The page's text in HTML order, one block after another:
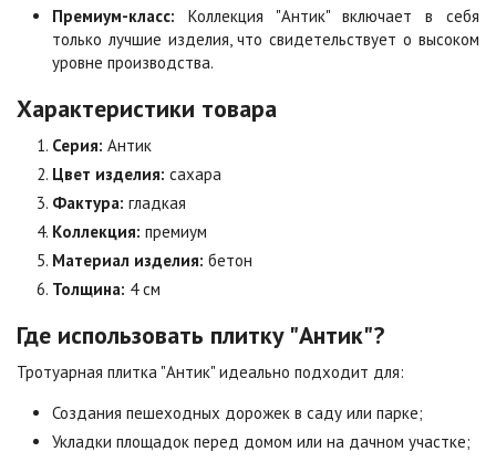
Мокко
Цена по запросу
Особая серия
Цена по запросу
Цена по запросу Цена по запросу
Серо-белая Сомон
Премиум-класс: Коллекция "Антик" включает в себя
только лучшие изделия, что свидетельствует о высоком
уровне производства.
Характеристики товара
Серия: Антик
Цвет изделия: сахара
Фактура: гладкая
Коллекция: премиум
Материал изделия: бетон
Толщина: 4 см
Где использовать плитку "Антик"?
Тротуарная плитка "Антик" идеально подходит для:
Создания пешеходных дорожек в саду или парке;
Укладки площадок перед домом или на дачном участке;